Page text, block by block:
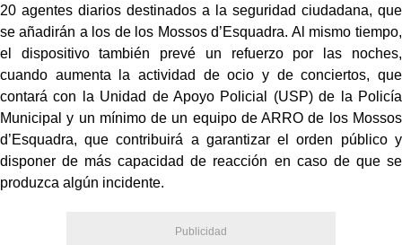
20 agentes diarios destinados a la seguridad ciudadana, que
se añadirán a los de los Mossos d’Esquadra. Al mismo tiempo,
el dispositivo también prevé un refuerzo por las noches,
cuando aumenta la actividad de ocio y de conciertos, que
contará con la Unidad de Apoyo Policial (USP) de la Policía
Municipal y un mínimo de un equipo de ARRO de los Mossos
d’Esquadra, que contribuirá a garantizar el orden público y
disponer de más capacidad de reacción en caso de que se
produzca algún incidente.